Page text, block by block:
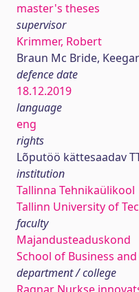
master's theses
supervisor
Krimmer, Robert
Braun Mc Bride,
defence date
18.12.2019
language
eng
rights
Lõputöö kättesaadav
institution
Tallinna Tehnikaülikool
Tallinn University of
faculty
Majandusteaduskond
School of Business
department / college